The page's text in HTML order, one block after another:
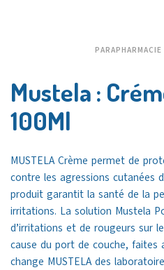
PARAPHARMACIE
Mustela :
100Ml
MUSTELA Crème permet de
contre les agressions cutanées
produit garantit la santé de la
irritations. La solution Mustela
d’irritations et de rougeurs sur
cause du port de couche, faites
change MUSTELA des